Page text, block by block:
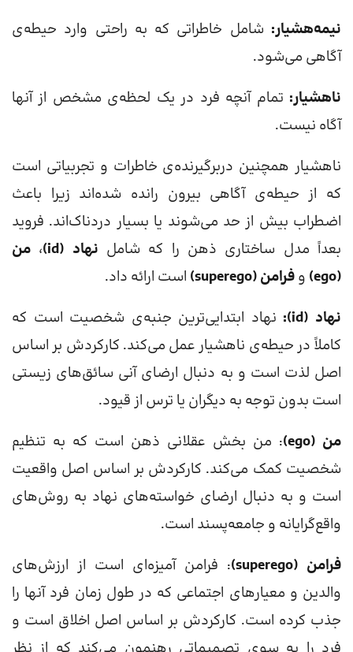
نیمه‌هشیار: شامل خاطراتی که به راحتی وارد حیطه‌ی
آگاهی می‌شود.
ناهشیار: تمام آنچه فرد در یک لحظه‌ی مشخص از آنها
آگاه نیست.
ناهشیار همچنین دربرگیرنده‌ی خاطرات و تجربیاتی است
که از حیطه‌ی آگاهی بیرون رانده شده‌اند زیرا باعث
اضطراب بیش از حد می‌شوند یا بسیار دردناک‌اند. فروید
بعداً مدل ساختاری ذهن را که شامل نهاد (id) ، من
(ego)
وفرامن (superego)
است ارائه داد.
نهاد (id):
نهاد ابتدایی‌ترین جنبه‌ی شخصیت است که
کاملاً در حیطه‌ی ناهشیار عمل می‌کند. کارکردش بر اساس
اصل لذت است و به دنبال ارضای آنی سائق‌های زیستی
است بدون توجه به دیگران یا ترس از قیود.
من (ego)
: من بخش عقلانی ذهن است که به تنظیم
شخصیت کمک می‌کند. کارکردش بر اساس اصل واقعیت
است و به دنبال ارضای خواسته‌های نهاد به روش‌های
واقع‌گرایانه و جامعه‌پسند است.
فرامن (superego)
: فرامن آمیزه‌ای است از ارزش‌های
والدین و معیارهای اجتماعی که در طول زمان فرد آنها را
جذب کرده است. کارکردش بر اساس اصل اخلاق است و